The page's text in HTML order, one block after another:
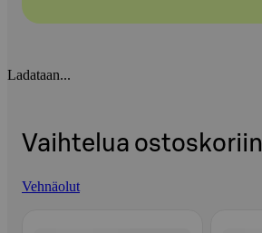
Ladataan...
Vaihtelua ostoskoriin
Vehnäolut